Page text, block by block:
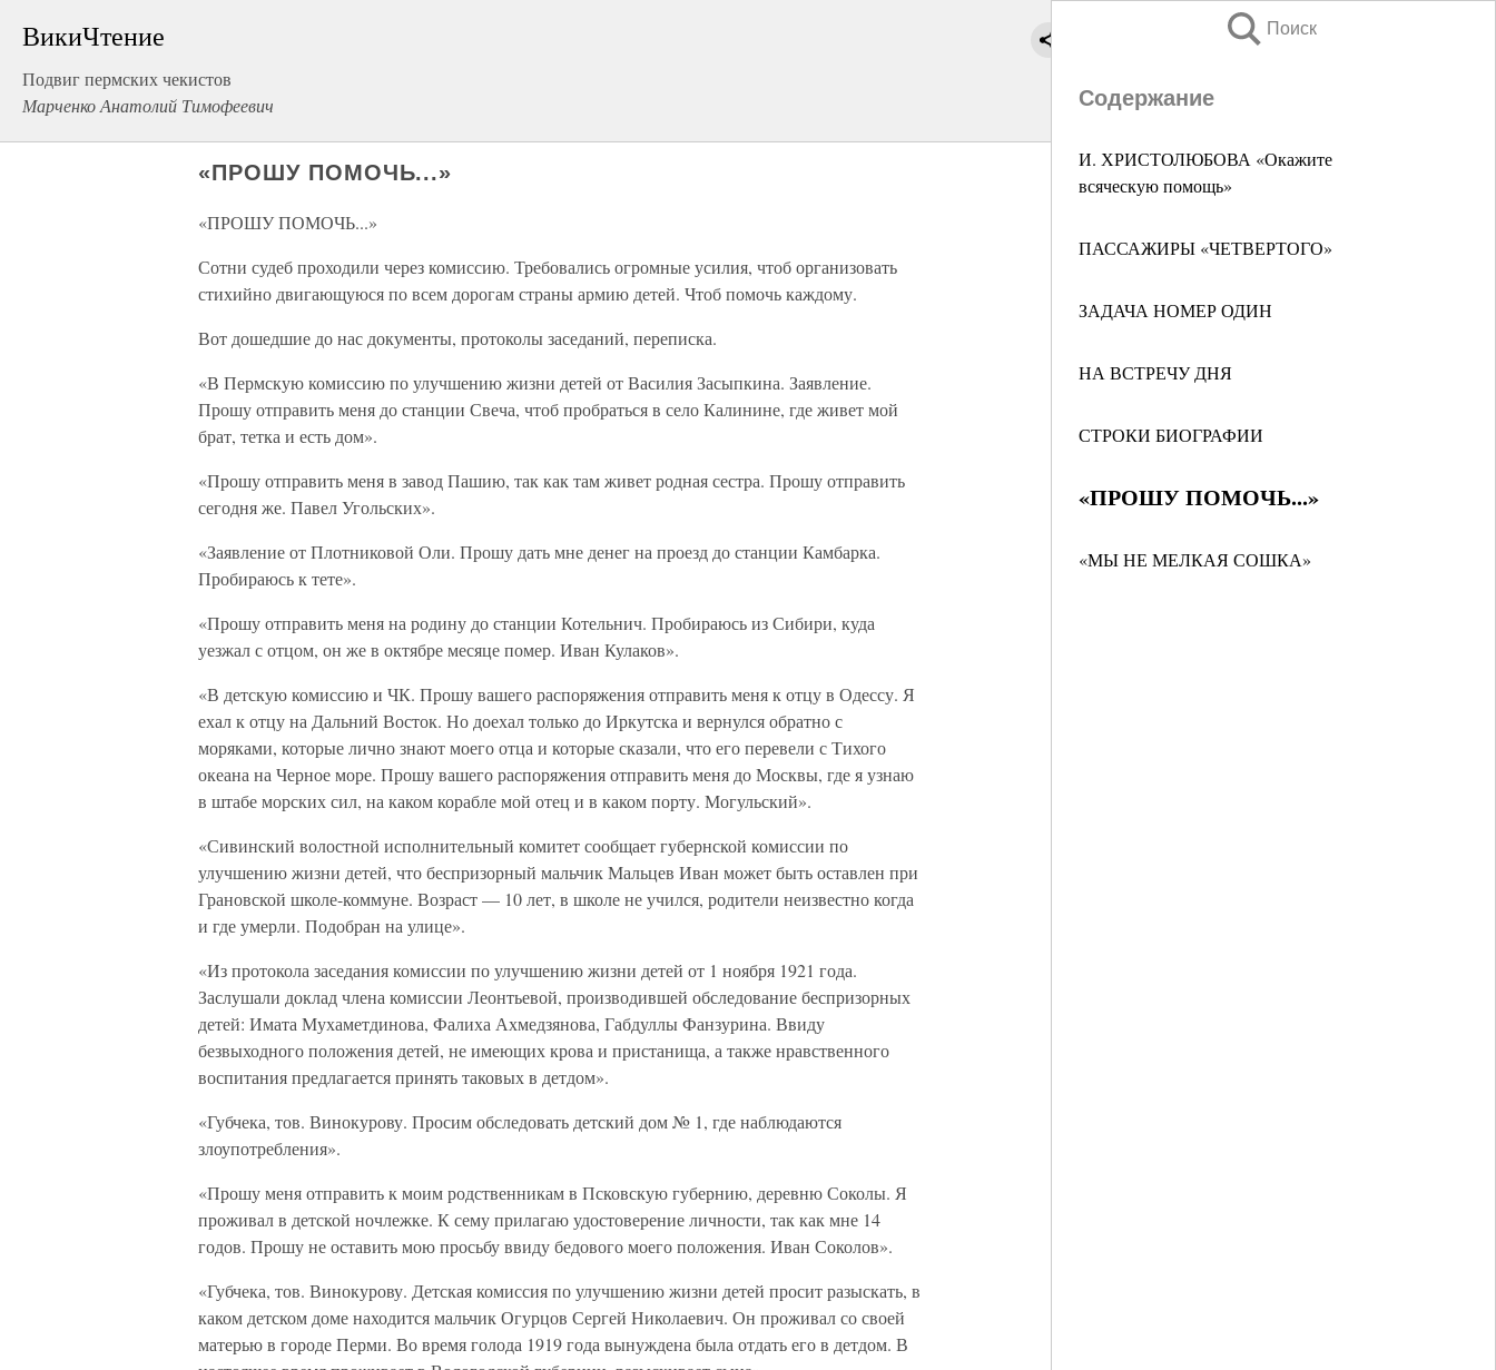
ВикиЧтение
Подвиг пермских чекистов
Марченко Анатолий Тимофеевич
Поиск
Содержание
И. ХРИСТОЛЮБОВА «Окажите
всяческую помощь»
ПАССАЖИРЫ «ЧЕТВЕРТОГО»
ЗАДАЧА НОМЕР ОДИН
НА ВСТРЕЧУ ДНЯ
СТРОКИ БИОГРАФИИ
«ПРОШУ ПОМОЧЬ...»
«МЫ НЕ МЕЛКАЯ СОШКА»
«ПРОШУ ПОМОЧЬ...»
«ПРОШУ ПОМОЧЬ...»
Сотни судеб проходили через комиссию. Требовались огромные усилия, чтоб организовать
стихийно двигающуюся по всем дорогам страны армию детей. Чтоб помочь каждому.
Вот дошедшие до нас документы, протоколы заседаний, переписка.
«В Пермскую комиссию по улучшению жизни детей от Василия Засыпкина. Заявление.
Прошу отправить меня до станции Свеча, чтоб пробраться в село Калинине, где живет мой
брат, тетка и есть дом».
«Прошу отправить меня в завод Пашию, так как там живет родная сестра. Прошу отправить
сегодня же. Павел Угольских».
«Заявление от Плотниковой Оли. Прошу дать мне денег на проезд до станции Камбарка.
Пробираюсь к тете».
«Прошу отправить меня на родину до станции Котельнич. Пробираюсь из Сибири, куда
уезжал с отцом, он же в октябре месяце помер. Иван Кулаков».
«В детскую комиссию и ЧК. Прошу вашего распоряжения отправить меня к отцу в Одессу. Я
ехал к отцу на Дальний Восток. Но доехал только до Иркутска и вернулся обратно с
моряками, которые лично знают моего отца и которые сказали, что его перевели с Тихого
океана на Черное море. Прошу вашего распоряжения отправить меня до Москвы, где я узнаю
в штабе морских сил, на каком корабле мой отец и в каком порту. Могульский».
«Сивинский волостной исполнительный комитет сообщает губернской комиссии по
улучшению жизни детей, что беспризорный мальчик Мальцев Иван может быть оставлен при
Грановской школе-коммуне. Возраст — 10 лет, в школе не учился, родители неизвестно когда
и где умерли. Подобран на улице».
«Из протокола заседания комиссии по улучшению жизни детей от 1 ноября 1921 года.
Заслушали доклад члена комиссии Леонтьевой, производившей обследование беспризорных
детей: Имата Мухаметдинова, Фалиха Ахмедзянова, Габдуллы Фанзурина. Ввиду
безвыходного положения детей, не имеющих крова и пристанища, а также нравственного
воспитания предлагается принять таковых в детдом».
«Губчека, тов. Винокурову. Просим обследовать детский дом № 1, где наблюдаются
злоупотребления».
«Прошу меня отправить к моим родственникам в Псковскую губернию, деревню Соколы. Я
проживал в детской ночлежке. К сему прилагаю удостоверение личности, так как мне 14
годов. Прошу не оставить мою просьбу ввиду бедового моего положения. Иван Соколов».
«Губчека, тов. Винокурову. Детская комиссия по улучшению жизни детей просит разыскать, в
каком детском доме находится мальчик Огурцов Сергей Николаевич. Он проживал со своей
матерью в городе Перми. Во время голода 1919 года вынуждена была отдать его в детдом. В